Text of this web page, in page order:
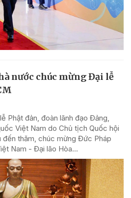
nước chúc mừng Đại lễ
Phật đản, đoàn lãnh đạo Đảng,
Việt Nam do Chủ tịch Quốc hội
đến thăm, chúc mừng Đức Pháp
Nam - Đại lão Hòa...